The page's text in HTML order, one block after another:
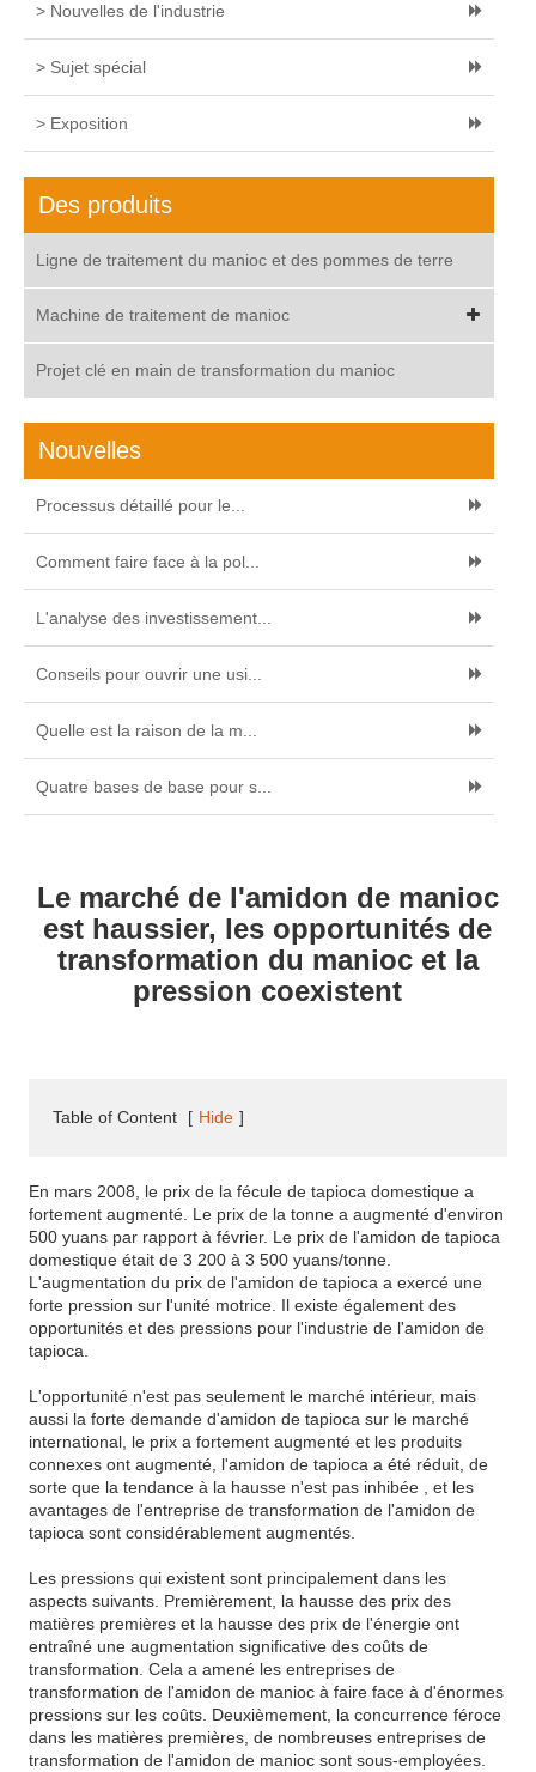
> Nouvelles de l'industrie
> Sujet spécial
> Exposition
Des produits
Ligne de traitement du manioc et des pommes de terre
Machine de traitement de manioc
Projet clé en main de transformation du manioc
Nouvelles
Processus détaillé pour le...
Comment faire face à la pol...
L'analyse des investissement...
Conseils pour ouvrir une usi...
Quelle est la raison de la m...
Quatre bases de base pour s...
Le marché de l'amidon de manioc
est haussier, les opportunités de
transformation du manioc et la
pression coexistent
Table of Content [ Hide ]
En mars 2008, le prix de la fécule de tapioca domestique a
fortement augmenté. Le prix de la tonne a augmenté d'environ
500 yuans par rapport à février. Le prix de l'amidon de tapioca
domestique était de 3 200 à 3 500 yuans/tonne.
L'augmentation du prix de l'amidon de tapioca a exercé une
forte pression sur l'unité motrice. Il existe également des
opportunités et des pressions pour l'industrie de l'amidon de
tapioca.
L'opportunité n'est pas seulement le marché intérieur, mais
aussi la forte demande d'amidon de tapioca sur le marché
international, le prix a fortement augmenté et les produits
connexes ont augmenté, l'amidon de tapioca a été réduit, de
sorte que la tendance à la hausse n'est pas inhibée , et les
avantages de l'entreprise de transformation de l'amidon de
tapioca sont considérablement augmentés.
Les pressions qui existent sont principalement dans les
aspects suivants. Premièrement, la hausse des prix des
matières premières et la hausse des prix de l'énergie ont
entraîné une augmentation significative des coûts de
transformation. Cela a amené les entreprises de
transformation de l'amidon de manioc à faire face à d'énormes
pressions sur les coûts. Deuxièmement, la concurrence féroce
dans les matières premières, de nombreuses entreprises de
transformation de l'amidon de manioc sont sous-employées.